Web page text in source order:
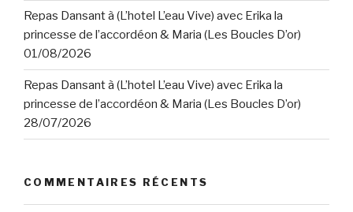
Repas Dansant à (L’hotel L’eau Vive) avec Erika la
princesse de l’accordéon & Maria (Les Boucles D’or)
01/08/2026
Repas Dansant à (L’hotel L’eau Vive) avec Erika la
princesse de l’accordéon & Maria (Les Boucles D’or)
28/07/2026
COMMENTAIRES RÉCENTS